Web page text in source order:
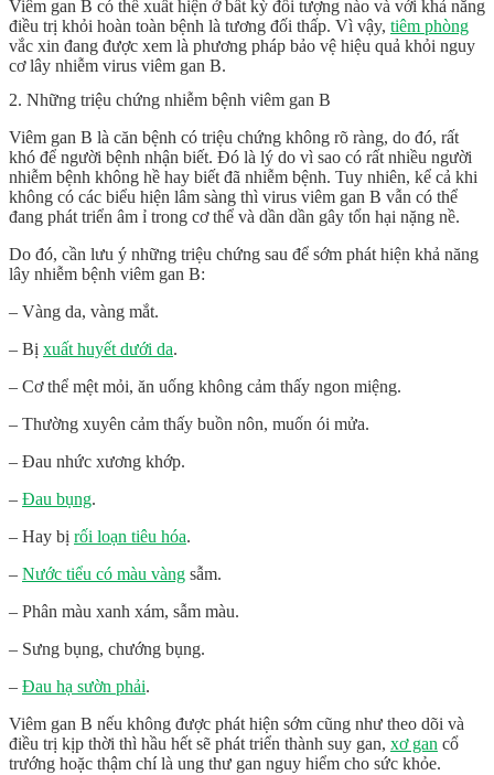
Viêm gan B có thể xuất hiện ở bất kỳ đối tượng nào và với khả năng
điều trị khỏi hoàn toàn bệnh là tương đối thấp. Vì vậy, tiêm phòng
vắc xin đang được xem là phương pháp bảo vệ hiệu quả khỏi nguy
cơ lây nhiễm virus viêm gan B.
2. Những triệu chứng nhiễm bệnh viêm gan B
Viêm gan B là căn bệnh có triệu chứng không rõ ràng, do đó, rất
khó để người bệnh nhận biết. Đó là lý do vì sao có rất nhiều người
nhiễm bệnh không hề hay biết đã nhiễm bệnh. Tuy nhiên, kể cả khi
không có các biểu hiện lâm sàng thì virus viêm gan B vẫn có thể
đang phát triển âm ỉ trong cơ thể và dần dần gây tổn hại nặng nề.
Do đó, cần lưu ý những triệu chứng sau để sớm phát hiện khả năng
lây nhiễm bệnh viêm gan B:
– Vàng da, vàng mắt.
– Bị xuất huyết dưới da.
– Cơ thể mệt mỏi, ăn uống không cảm thấy ngon miệng.
– Thường xuyên cảm thấy buồn nôn, muốn ói mửa.
– Đau nhức xương khớp.
– Đau bụng.
– Hay bị rối loạn tiêu hóa.
– Nước tiểu có màu vàng sẫm.
– Phân màu xanh xám, sẫm màu.
– Sưng bụng, chướng bụng.
– Đau hạ sườn phải.
Viêm gan B nếu không được phát hiện sớm cũng như theo dõi và
điều trị kịp thời thì hầu hết sẽ phát triển thành suy gan, xơ gan cổ
trướng hoặc thậm chí là ung thư gan nguy hiểm cho sức khỏe.